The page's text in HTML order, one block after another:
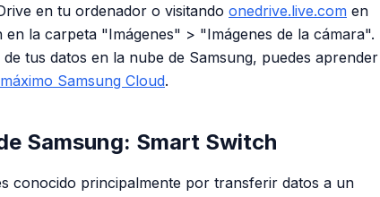
en tu ordenador o visitando onedrive.live.com en
la carpeta "Imágenes" > "Imágenes de la cámara".
tus datos en la nube de Samsung, puedes aprender
Samsung Cloud.
Samsung: Smart Switch
conocido principalmente por transferir datos a un